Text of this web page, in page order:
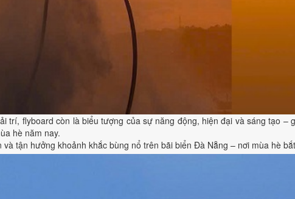
trí, flyboard còn là biểu tượng của sự năng động, hiện đại và sáng tạo
hè năm nay.
và tận hưởng khoảnh khắc bùng nổ trên bãi biển Đà Nẵng – nơi mùa hè